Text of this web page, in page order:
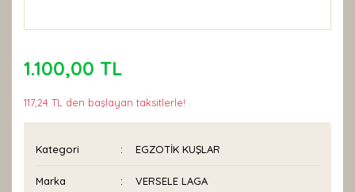
1.100,00 TL
117,24 TL den başlayan taksitlerle!
Kategori EGZOTİK KUŞLAR
Marka VERSELE LAGA